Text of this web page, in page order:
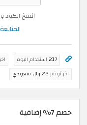
انسخ الكود
217 استخدام اليوم
اخر توفير 22 ريال سعودي
خصم 7% إضافية